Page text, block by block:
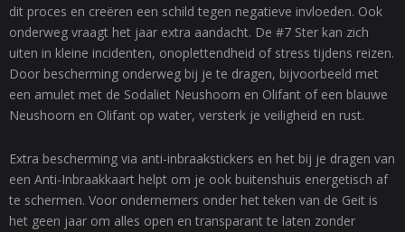
dit proces en creëren een schild tegen negatieve invloeden. Ook
onderweg vraagt het jaar extra aandacht. De #7 Ster kan zich
uiten in kleine incidenten, onoplettendheid of stress tijdens reizen.
Door bescherming onderweg bij je te dragen, bijvoorbeeld met
een amulet met de Sodaliet Neushoorn en Olifant of een blauwe
Neushoorn en Olifant op water, versterk je veiligheid en rust.
Extra bescherming via anti-inbraakstickers en het bij je dragen van
een Anti-Inbraakkaart helpt om je ook buitenshuis energetisch af
te schermen. Voor ondernemers onder het teken van de Geit is
het geen jaar om alles open en transparant te laten zonder